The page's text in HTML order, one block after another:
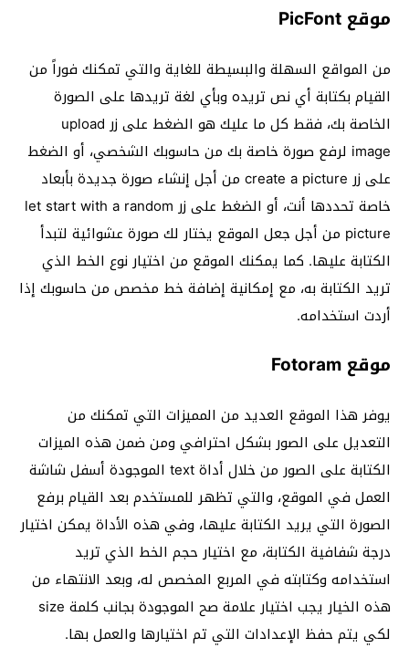
موقع PicFont
من المواقع السهلة والبسيطة للغاية والتي تمكنك فوراً من
القيام بكتابة أي نص تريده وبأي لغة تريدها على الصورة
الخاصة بك، فقط كل ما عليك هو الضغط على زر upload
image لرفع صورة خاصة بك من حاسوبك الشخصي، أو الضغط
على زر create a picture من أجل إنشاء صورة جديدة بأبعاد
خاصة تحددها أنت، أو الضغط على زر let start with a random
picture من أجل جعل الموقع يختار لك صورة عشوائية لتبدأ
الكتابة عليها. كما يمكنك الموقع من اختيار نوع الخط الذي
تريد الكتابة به، مع إمكانية إضافة خط مخصص من حاسوبك إذا
أردت استخدامه.
موقع Fotoram
يوفر هذا الموقع العديد من المميزات التي تمكنك من
التعديل على الصور بشكل احترافي ومن ضمن هذه الميزات
الكتابة على الصور من خلال أداة text الموجودة أسفل شاشة
العمل في الموقع، والتي تظهر للمستخدم بعد القيام برفع
الصورة التي يريد الكتابة عليها، وفي هذه الأداة يمكن اختيار
درجة شفافية الكتابة، مع اختيار حجم الخط الذي تريد
استخدامه وكتابته في المربع المخصص له، وبعد الانتهاء من
هذه الخيار يجب اختيار علامة صح الموجودة بجانب كلمة size
لكي يتم حفظ الإعدادات التي تم اختيارها والعمل بها.